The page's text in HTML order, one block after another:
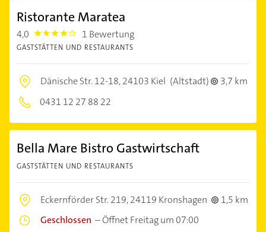
Ristorante Maratea
4,0 4.0 1 Bewertung
GASTSTÄTTEN UND RESTAURANTS
Dänische Str. 12-18,24103 Kiel (Altstadt)
3,7 km
0431 12 27 88 22
Bella Mare Bistro Gastwirtschaft
GASTSTÄTTEN UND RESTAURANTS
Eckernförder Str. 219,24119 Kronshagen
1,5 km
Geschlossen –Öffnet Freitag um 07:00